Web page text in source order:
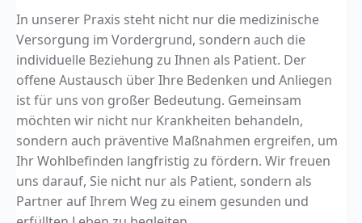
In unserer Praxis steht nicht nur die medizinische
Versorgung im Vordergrund, sondern auch die
individuelle Beziehung zu Ihnen als Patient. Der
offene Austausch über Ihre Bedenken und Anliegen
ist für uns von großer Bedeutung. Gemeinsam
möchten wir nicht nur Krankheiten behandeln,
sondern auch präventive Maßnahmen ergreifen, um
Ihr Wohlbefinden langfristig zu fördern. Wir freuen
uns darauf, Sie nicht nur als Patient, sondern als
Partner auf Ihrem Weg zu einem gesunden und